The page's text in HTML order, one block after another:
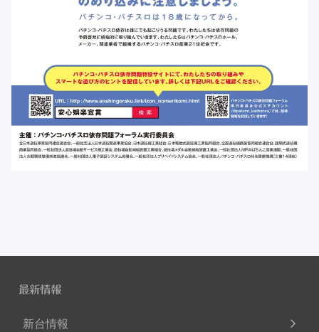
最新情報
新台情報